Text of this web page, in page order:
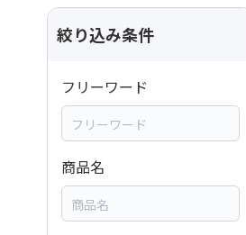
絞り込み条件
フリーワード
商品名